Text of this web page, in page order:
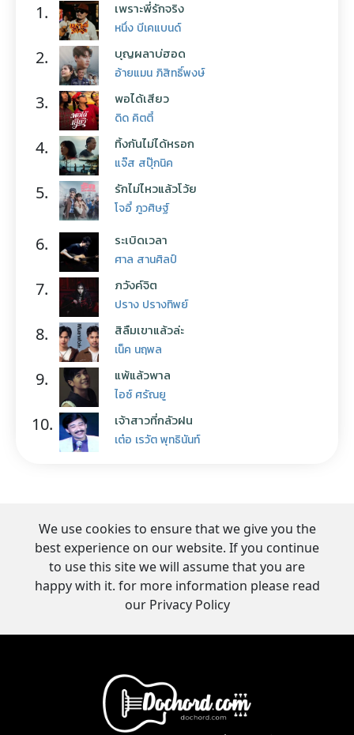
1. เพราะพี่รักจริง
หนึ่ง บีเคแบนด์
2. บุญผลาบ่ฮอด
อ้ายแมน ภิสิทธิ์พงษ์
3. พอได้เสียว
ดิด คิตตี้
4. ทิ้งกันไม่ได้หรอก
แจ๊ส สปุ๊กนิค
5. รักไม่ไหวแล้วโว้ย
โจอี้ ภูวศิษฐ์
6. ระเบิดเวลา
ศาล สานศิลป์
7. ภวังค์จิต
ปราง ปรางทิพย์
8. สิลืมเขาแล้วล่ะ
เน็ค นฤพล
9. แพ้แล้วพาล
ไอซ์ ศรัณยู
10. เจ้าสาวที่กลัวฝน
เต๋อ เรวัต พุทธินันท์
We use cookies to ensure that we give you the
best experience on our website. If you continue
to use this site we will assume that you are
happy with it. for more information please read
our Privacy Policy